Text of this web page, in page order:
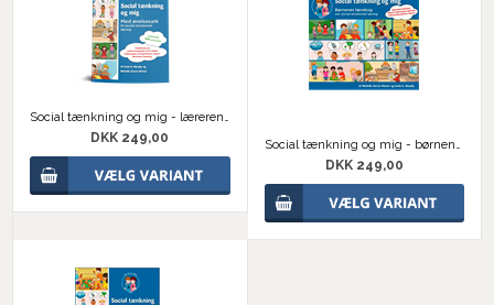
Social tænkning og mig - lærerens bog
DKK 249,00 Social tænkning og mig - børnenes bog
DKK 249,00